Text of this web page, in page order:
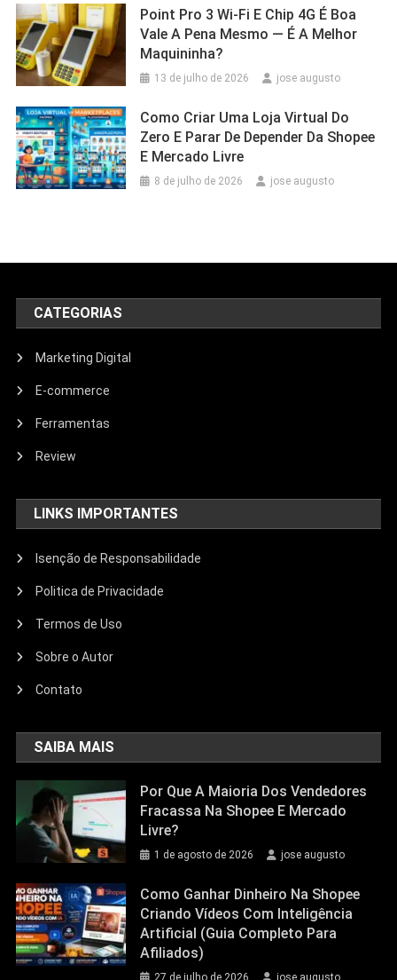
Point Pro 3 Wi‑Fi E Chip 4G É Boa
Vale A Pena Mesmo — É A Melhor
Maquininha?
13 de julho de 2026 jose augusto
Como Criar Uma Loja Virtual Do
Zero E Parar De Depender Da Shopee
E Mercado Livre
8 de julho de 2026 jose augusto
CATEGORIAS
Marketing Digital
E-commerce
Ferramentas
Review
LINKS IMPORTANTES
Isenção de Responsabilidade
Politica de Privacidade
Termos de Uso
Sobre o Autor
Contato
SAIBA MAIS
Por Que A Maioria Dos Vendedores
Fracassa Na Shopee E Mercado
Livre?
1 de agosto de 2026 jose augusto
Como Ganhar Dinheiro Na Shopee
Criando Vídeos Com Inteligência
Artificial (Guia Completo Para
Afiliados)